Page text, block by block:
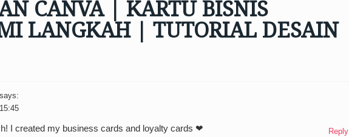
CANVA | KARTU BISNIS
LANGKAH | TUTORIAL DESAIN
says:
I created my business cards and loyalty cards ❤ Reply